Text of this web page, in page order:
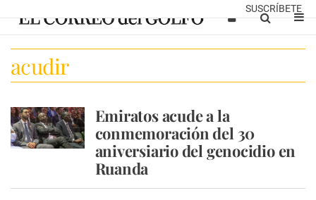
SUSCRÍBETE
acudir
Emiratos acude a la
conmemoración del 30
aniversiario del genocidio en
Ruanda